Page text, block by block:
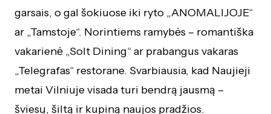
garsais, o gal šokiuose iki ryto „ANOMALIJOJE“
ar „Tamstoje“. Norintiems ramybės – romantiška
vakarienė „Solt Dining“ ar prabangus vakaras
„Telegrafas“ restorane. Svarbiausia, kad Naujieji
metai Vilniuje visada turi bendrą jausmą –
šviesų, šiltą ir kupiną naujos pradžios.